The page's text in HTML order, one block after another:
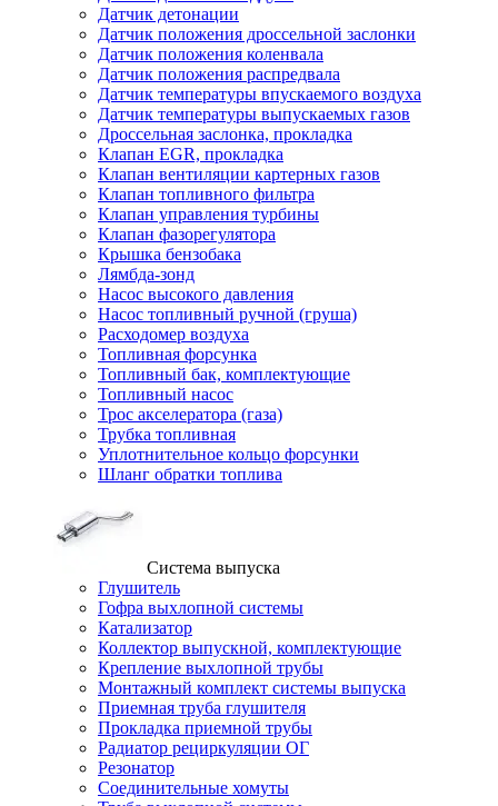
Датчик детонации
Датчик положения дроссельной заслонки
Датчик положения коленвала
Датчик положения распредвала
Датчик температуры впускаемого воздуха
Датчик температуры выпускаемых газов
Дроссельная заслонка, прокладка
Клапан EGR, прокладка
Клапан вентиляции картерных газов
Клапан топливного фильтра
Клапан управления турбины
Клапан фазорегулятора
Крышка бензобака
Лямбда-зонд
Насос высокого давления
Насос топливный ручной (груша)
Расходомер воздуха
Топливная форсунка
Топливный бак, комплектующие
Топливный насос
Трос акселератора (газа)
Трубка топливная
Уплотнительное кольцо форсунки
Шланг обратки топлива
Система выпуска
Глушитель
Гофра выхлопной системы
Катализатор
Коллектор выпускной, комплектующие
Крепление выхлопной трубы
Монтажный комплект системы выпуска
Приемная труба глушителя
Прокладка приемной трубы
Радиатор рециркуляции ОГ
Резонатор
Соединительные хомуты